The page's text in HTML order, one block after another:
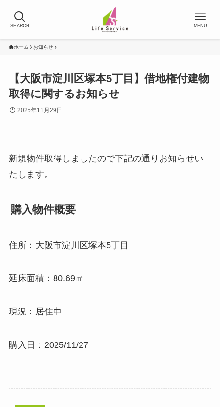
SEARCH MENU
ホーム お知らせ
【大阪市淀川区塚本5丁目】借地権付建物
取得に関するお知らせ
2025年11月29日
新規物件取得しましたので下記の通りお知らせい
たします。
購入物件概要
住所：大阪市淀川区塚本5丁目
延床面積：80.69㎡
現況：居住中
購入日：2025/11/27